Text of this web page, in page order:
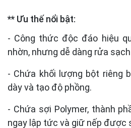
** Ưu thế nổi bật:
- Công thức độc đáo hiệu
nhờn, nhưng dễ dàng rửa
- Chứa khối lượng bột riêng
dày và tạo độ phồng.
- Chứa sợi Polymer, thành
ngay lập tức và giữ nếp được